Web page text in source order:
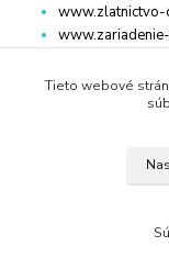
www.zlatnictvo-
Tieto webové